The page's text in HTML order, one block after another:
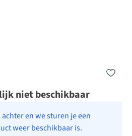
niet beschikbaar
en we sturen je een
weer beschikbaar is.